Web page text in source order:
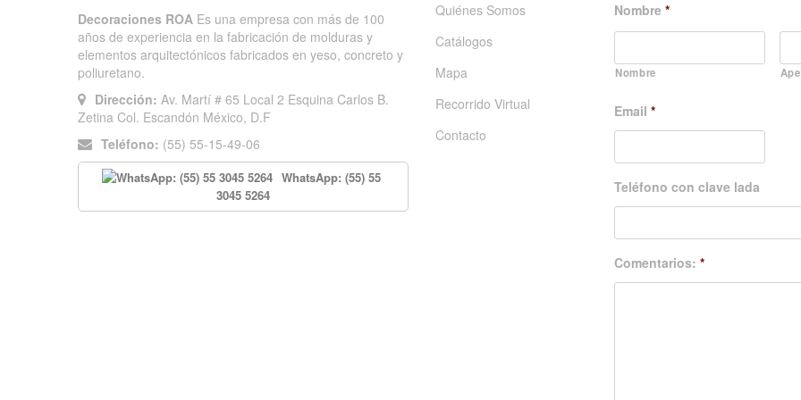
Decoraciones ROA Es una empresa con más de 100
años de experiencia en la fabricación de molduras y
elementos arquitectónicos fabricados en yeso, concreto y
poliuretano.
Dirección: Av. Martí # 65 Local 2 Esquina Carlos B.
Zetina Col. Escandón México, D.F
Teléfono: (55) 55-15-49-06
WhatsApp: (55) 55
3045 5264
Quiénes Somos
Catálogos
Mapa
Recorrido Virtual
Contacto
Nombre *
Nombre
Email *
Teléfono con clave lada
Comentarios: *